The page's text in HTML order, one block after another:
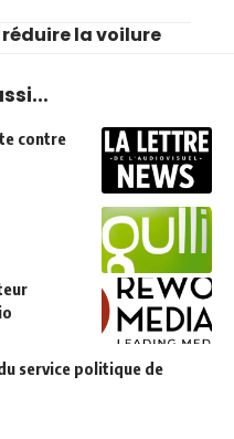
la voilure
contre
service politique de